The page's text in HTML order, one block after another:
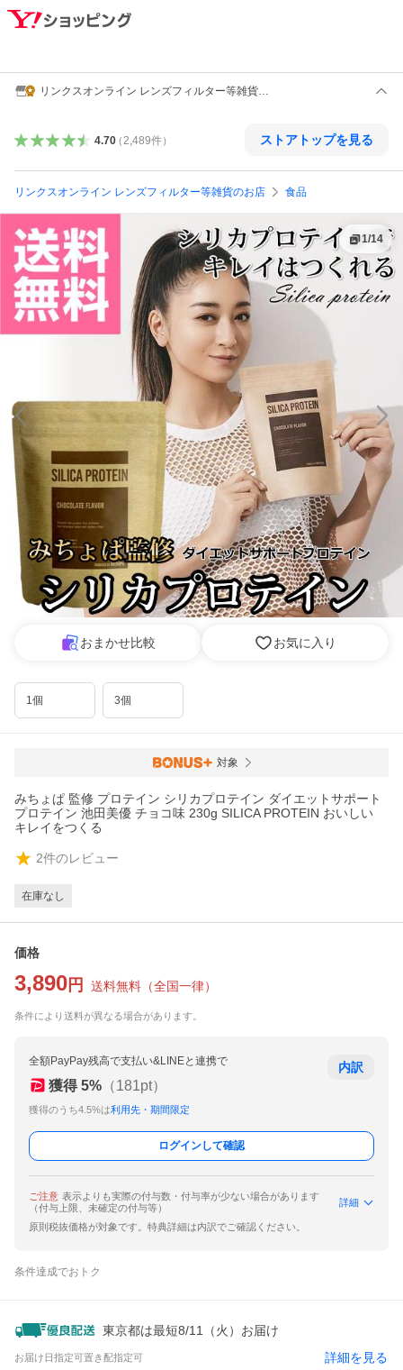
リンクスオンライン レンズフィルター等雑貨の
4.70（ 2,489件） ストアトップを見る
リンクスオンライン レンズフィルター等雑貨のお店 食品
1/14
おまかせ比較 お気に入り
1個 3個
対象
みちょぱ 監修 プロテイン シリカプロテイン ダイエットサポート
プロテイン 池田美優 チョコ味 230g SILICA PROTEIN おいしい
キレイをつくる
2件のレビュー
在庫なし
価格
3,890 円 送料無料 （全国一律）
条件により送料が異なる場合があります。
全額PayPay残高で支払い&LINEと連携で
獲得 5% （181pt）
獲得のうち4.5%は利用先・期間限定
内訳
ログインして確認
ご注意 表示よりも実際の付与数・付与率が少ない場合があります
（付与上限、未確定の付与等）
詳細
原則税抜価格が対象です。特典詳細は内訳でご確認ください。
条件達成でおトク
東京都は最短8/11（火）お届け
お届け日指定可置き配指定可 詳細を見る